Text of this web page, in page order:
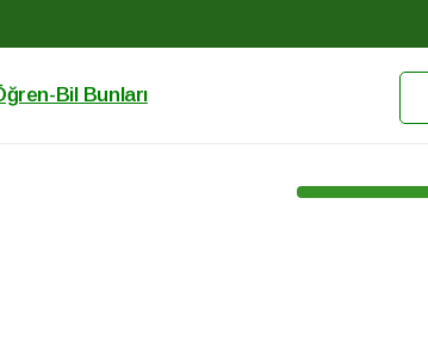
Bil Bunları